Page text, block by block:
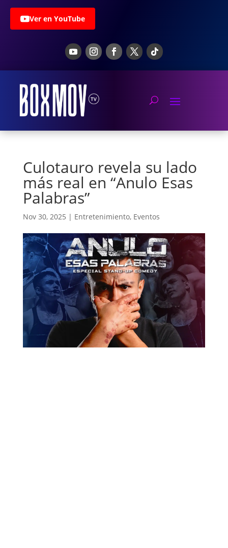
Ver en YouTube
Culotauro revela su lado
más real en “Anulo Esas
Palabras”
Nov 30, 2025 | Entretenimiento, Eventos